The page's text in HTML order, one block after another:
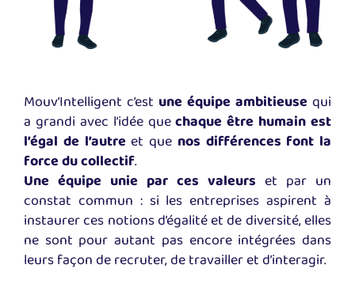
Mouv’Intelligent c’est une équipe ambitieuse qui
a grandi avec l’idée quechaque être humain est
l’égal de l’autreet que nos différences font la
force du collectif.
Une équipe unie par ces valeurs et par un
constat commun : si les entreprises aspirent à
instaurer ces notions d’égalité et de diversité, elles
ne sont pour autant pas encore intégrées dans
leurs façon de recruter, de travailler et d’interagir.